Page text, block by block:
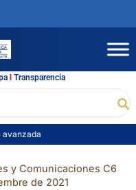
l Transparencia
avanzada
y Comunicaciones C6
de 2021